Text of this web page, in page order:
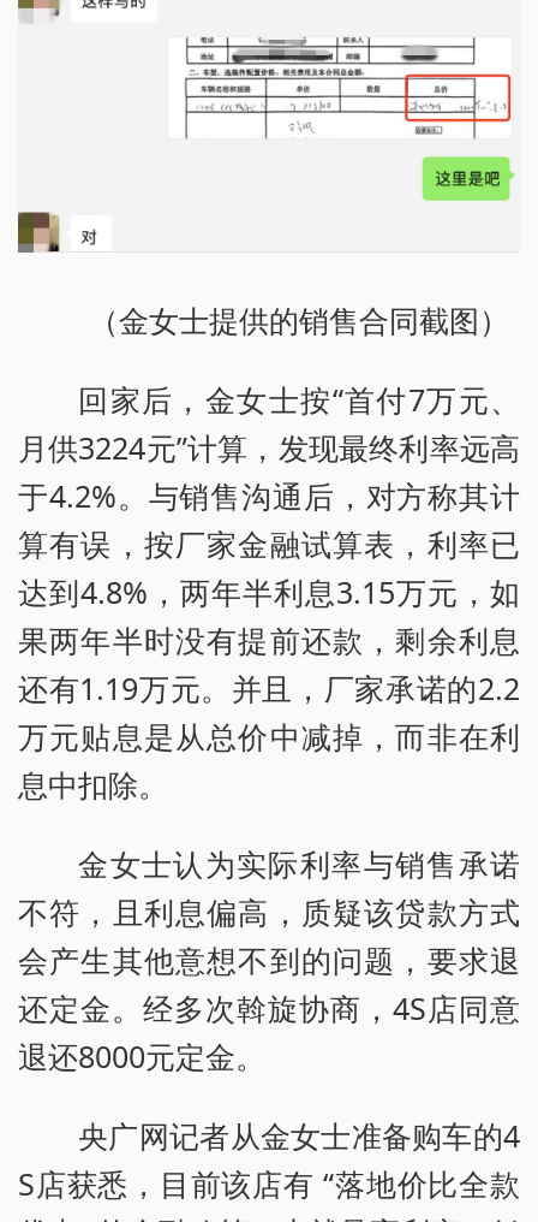
（金女士提供的销售合同截图）
回家后，金女士按“首付7万元、
月供3224元”计算，发现最终利率远高
于4.2%。与销售沟通后，对方称其计
算有误，按厂家金融试算表，利率已
达到4.8%，两年半利息3.15万元，如
果两年半时没有提前还款，剩余利息
还有1.19万元。并且，厂家承诺的2.2
万元贴息是从总价中减掉，而非在利
息中扣除。
金女士认为实际利率与销售承诺
不符，且利息偏高，质疑该贷款方式
会产生其他意想不到的问题，要求退
还定金。经多次斡旋协商，4S店同意
退还8000元定金。
央广网记者从金女士准备购车的4
S店获悉，目前该店有 “落地价比全款